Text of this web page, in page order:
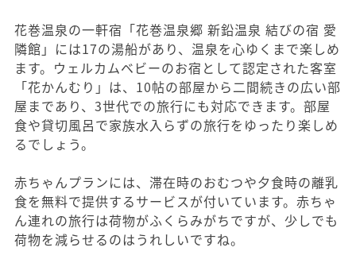
花巻温泉の一軒宿「花巻温泉郷 新鉛温泉 結びの宿 愛
隣館」には17の湯船があり、温泉を心ゆくまで楽しめ
ます。ウェルカムベビーのお宿として認定された客室
「花かんむり」は、10帖の部屋から二間続きの広い部
屋まであり、3世代での旅行にも対応できます。部屋
食や貸切風呂で家族水入らずの旅行をゆったり楽しめ
るでしょう。
赤ちゃんプランには、滞在時のおむつや夕食時の離乳
食を無料で提供するサービスが付いています。赤ちゃ
ん連れの旅行は荷物がふくらみがちですが、少しでも
荷物を減らせるのはうれしいですね。